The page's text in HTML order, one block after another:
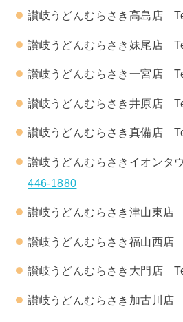
讃岐うどんむらさき高島店
讃岐うどんむらさき妹尾店
讃岐うどんむらさき一宮店
讃岐うどんむらさき井原店
讃岐うどんむらさき真備店
讃岐うどんむらさきイオンタ
446-1880
讃岐うどんむらさき津山東店
讃岐うどんむらさき福山西店
讃岐うどんむらさき大門店
讃岐うどんむらさき加古川店